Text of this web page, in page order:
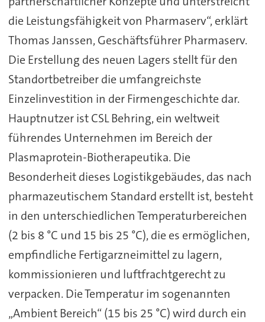
die Leistungsfähigkeit von Pharmaserv“, erklärt
Thomas Janssen, Geschäftsführer Pharmaserv.
Die Erstellung des neuen Lagers stellt für den
Standortbetreiber die umfangreichste
Einzelinvestition in der Firmengeschichte dar.
Hauptnutzer ist CSL Behring, ein weltweit
führendes Unternehmen im Bereich der
Plasmaprotein-Biotherapeutika. Die
Besonderheit dieses Logistikgebäudes, das nach
pharmazeutischem Standard erstellt ist, besteht
in den unterschiedlichen Temperaturbereichen
(2 bis 8 °C und 15 bis 25 °C), die es ermöglichen,
empfindliche Fertigarzneimittel zu lagern,
kommissionieren und luftfrachtgerecht zu
verpacken. Die Temperatur im sogenannten
„Ambient Bereich“ (15 bis 25 °C) wird durch ein